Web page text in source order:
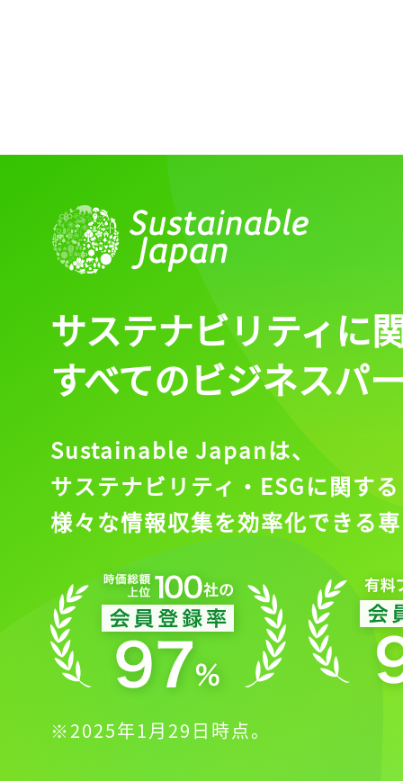
サステナビリティに
すべてのビジネスパ
Sustainable Japanは、
サステナビリティ・ESGに関する
様々な情報収集を効率化できる
※2025年1月29日時点。